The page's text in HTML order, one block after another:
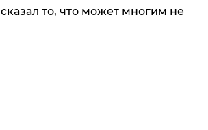
сказал то, что может многим не